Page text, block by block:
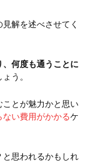
解を述べさせてく
何度も通うことに
う。
とが魅力かと思い
ない費用がかかるケ
と思われるかもしれ